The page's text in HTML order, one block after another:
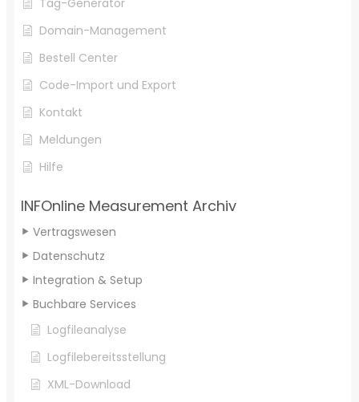
Tag-Generator
Domain-Management
Bestell Center
Code-Import und Export
Kontakt
Meldungen
Hilfe
INFOnline Measurement Archiv
Vertragswesen
Datenschutz
Integration & Setup
Buchbare Services
Logfileanalyse
Logfilebereitsstellung
XML-Download